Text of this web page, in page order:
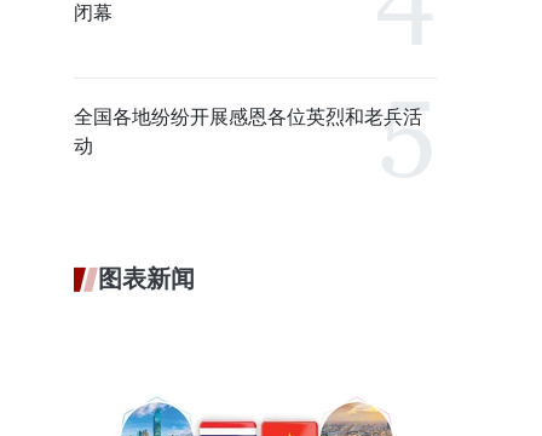
闭幕
全国各地纷纷开展感恩各位英烈和老兵活
动
图表新闻